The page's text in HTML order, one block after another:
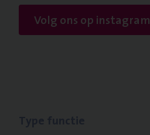
Volg ons op instagram